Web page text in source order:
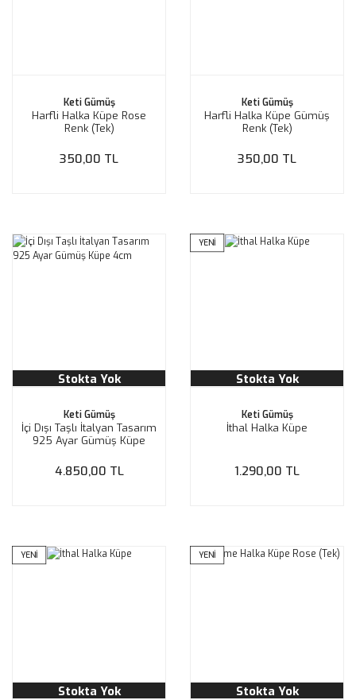
Keti Gümüş
Harfli Halka Küpe Rose
Renk (Tek)
350,00 TL
Keti Gümüş
Harfli Halka Küpe Gümüş
Renk (Tek)
350,00 TL
Stokta Yok
Keti Gümüş
İçi Dışı Taşlı İtalyan Tasarım
925 Ayar Gümüş Küpe
4.850,00 TL
YENİ
Stokta Yok
Keti Gümüş
İthal Halka Küpe
1.290,00 TL
YENİ
Stokta Yok
YENİ
Stokta Yok